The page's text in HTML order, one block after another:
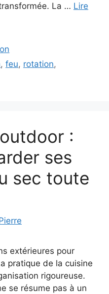
La … Lire
,feu, rotation,
:
ses
sec toute
extérieures pour
pratique de la cuisine
rigoureuse.
se résume pas à un